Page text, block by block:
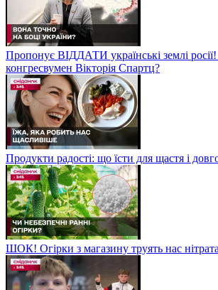
Пропонує ВІДДАТИ українські землі
конгресвумен Вікторія Спартц?
Продукти радості: що їсти для щастя і
ШОК! Огірки з магазину труять нас